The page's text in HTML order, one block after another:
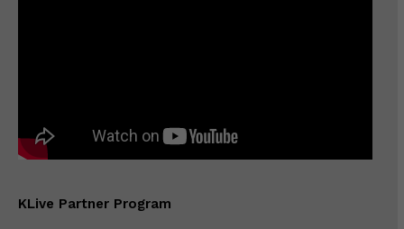
KLive Partner Program